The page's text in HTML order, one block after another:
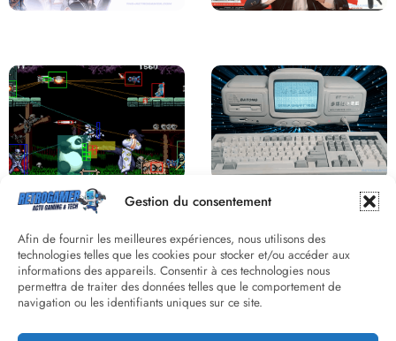
Gestion du consentement
Afin de fournir les meilleures expériences, nous utilisons des
technologies telles que les cookies pour stocker et/ou accéder aux
informations des appareils. Consentir à ces technologies nous
permettra de traiter des données telles que le comportement de
navigation ou les identifiants uniques sur ce site.
Derrière le pixel : L’art caché de la
hitbox
Une machine incroyable et
inconnue : le Batong BT-686